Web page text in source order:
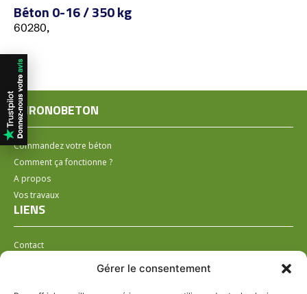
Gérer le consentement
Béton 0-16 / 350 kg
60280,
CHRONOBETON
Commandez votre béton
Comment ça fonctionne ?
A propos
Vos travaux
LIENS
Contact